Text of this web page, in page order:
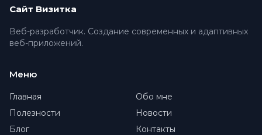
Сайт Визитка
Веб-разработчик. Создание современных и адаптивных
веб-приложений.
Меню
Главная
Обо мне
Полезности
Новости
Блог
Контакты